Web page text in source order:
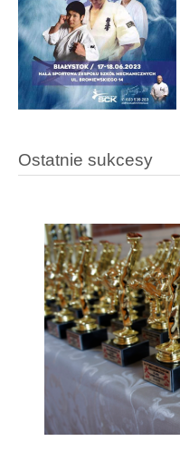
Ostatnie sukcesy